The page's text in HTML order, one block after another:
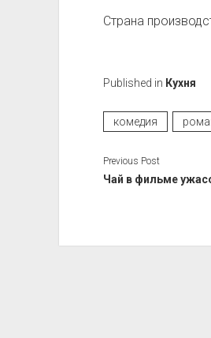
Страна
Published in Кухня
комедия
Previous Post
Чай в фильме